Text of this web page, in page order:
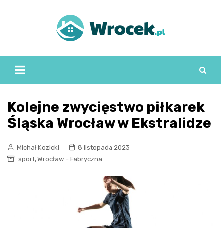
Kolejne zwycięstwo piłkarek
Śląska Wrocław w Ekstralidze
Michał Kozicki
8 listopada 2023
sport, Wrocław - Fabryczna